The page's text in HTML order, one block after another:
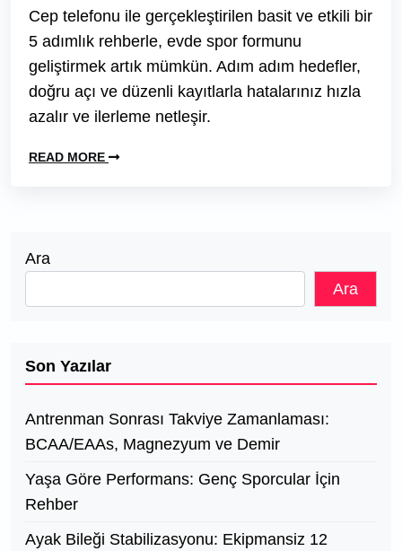
Cep telefonu ile gerçekleştirilen basit ve etkili bir
5 adımlık rehberle, evde spor formunu
geliştirmek artık mümkün. Adım adım hedefler,
doğru açı ve düzenli kayıtlarla hatalarınız hızla
azalır ve ilerleme netleşir.
READ MORE
Ara
Ara
Son Yazılar
Antrenman Sonrası Takviye Zamanlaması:
BCAA/EAAs, Magnezyum ve Demir
Yaşa Göre Performans: Genç Sporcular İçin
Rehber
Ayak Bileği Stabilizasyonu: Ekipmansiz 12